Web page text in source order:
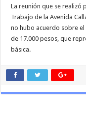
La reunión que se realizó
Trabajo de la Avenida
no hubo acuerdo sobre el
de 17.000 pesos, que
básica.